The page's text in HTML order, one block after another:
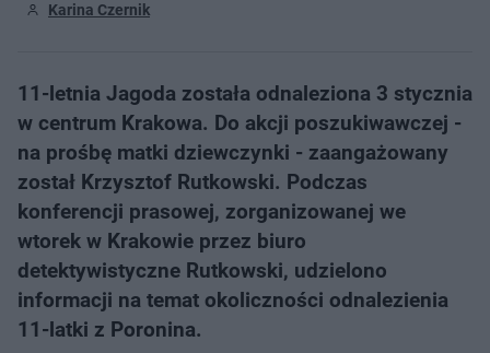
Karina Czernik
11-letnia Jagoda została odnaleziona 3 stycznia
w centrum Krakowa. Do akcji poszukiwawczej -
na prośbę matki dziewczynki - zaangażowany
został Krzysztof Rutkowski. Podczas
konferencji prasowej, zorganizowanej we
wtorek w Krakowie przez biuro
detektywistyczne Rutkowski, udzielono
informacji na temat okoliczności odnalezienia
11-latki z Poronina.